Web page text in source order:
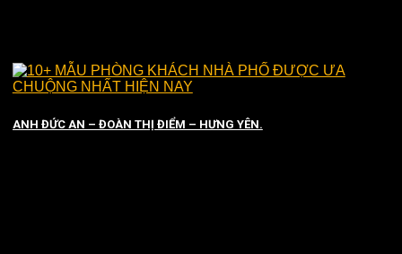
ANH ĐỨC AN – ĐOÀN THỊ ĐIỂM – HƯNG YÊN.